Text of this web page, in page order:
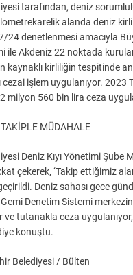
tarafından, deniz
alanda deniz
24 denetlenmesi amacıyla
ile Akdeniz 22 noktada
kaynaklı kirliliğin tespitinde
cezai işlem uygulanıyor.
milyon 560 bin lira ceza
MÜDAHALE
Deniz Kıyı Yönetimi Şube
çekerek, ‘Takip ettiğimiz
Deniz sahası gece
Denetim Sistemi
ve tutanakla ceza
konuştu.
Belediyesi / Bülten